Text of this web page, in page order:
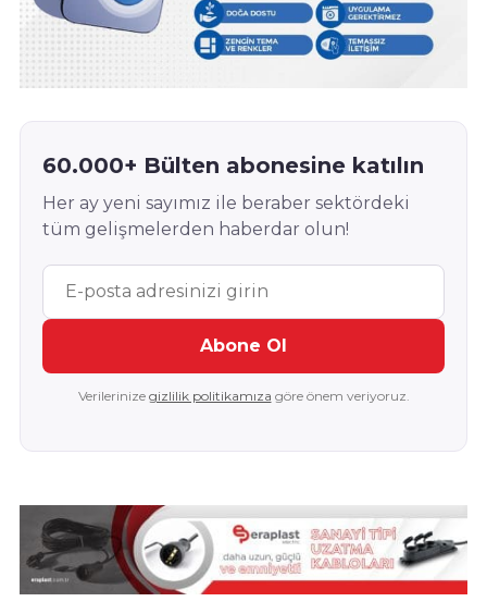
60.000+ Bülten abonesine katılın
Her ay yeni sayımız ile beraber sektördeki
tüm gelişmelerden haberdar olun!
Abone Ol
Verilerinize gizlilik politikamıza göre önem veriyoruz.